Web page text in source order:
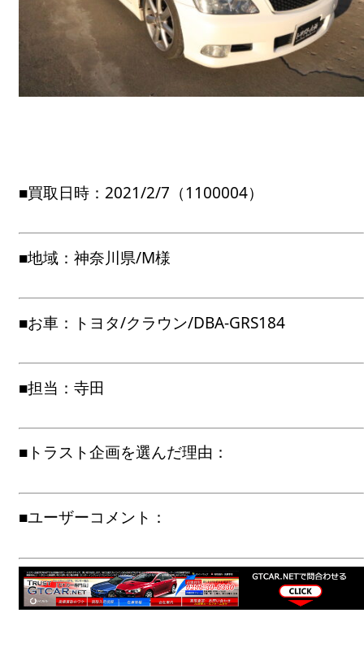
■買取日時：2021/2/7（1100004）
■地域：神奈川県/M様
■お車：トヨタ/クラウン/DBA-GRS184
■担当：寺田
■トラスト企画を選んだ理由：
■ユーザーコメント：